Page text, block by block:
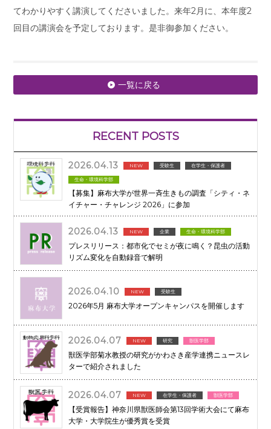
てわかりやすく講演してくださいました。来年2月に、本年度2
回目の講演会を予定しております。是非御参加ください。
一覧に戻る
RECENT POSTS
2026.04.13 NEW 受験生 在学生・保護者
生命・環境科学部
【募集】麻布大学が世界一斉生きもの調査「シティ・ネ
イチャー・チャレンジ 2026」に参加
2026.04.13 NEW 企業 生命・環境科学部
プレスリリース：都市化でセミが夜に鳴く？昆虫の活動
リズム変化を自動録音で解明
2026.04.10 NEW 受験生
2026年5月 麻布大学オープンキャンパスを開催します
2026.04.07 NEW 研究 獣医学部
獣医学部菊水教授の研究がかわさき産学連携ニュースレ
ターで紹介されました
2026.04.07 NEW 在学生・保護者 獣医学部
【受賞報告】神奈川県獣医師会第13回学術大会にて麻布
大学・大学院生が優秀賞を受賞